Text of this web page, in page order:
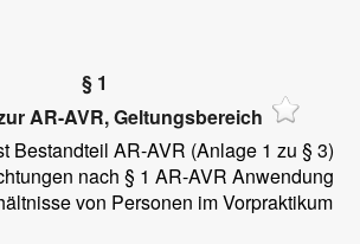
§ 1
AR-AVR, Geltungsbereich
Bestandteil AR-AVR (Anlage 1 zu § 3)
nach § 1 AR-AVR Anwendung
von Personen im Vorpraktikum